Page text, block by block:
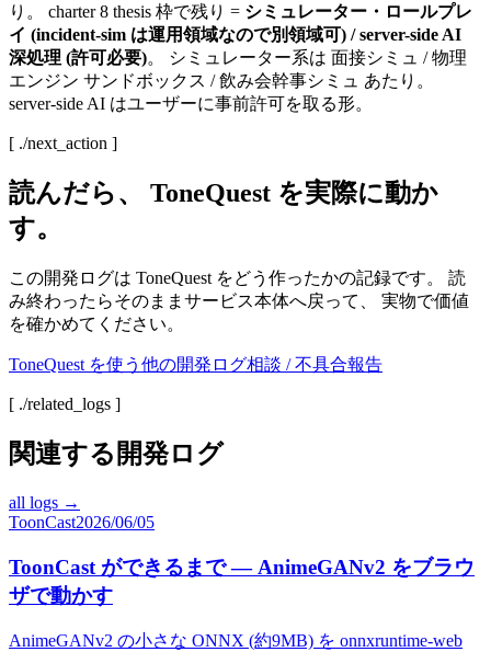
り。 charter 8 thesis 枠で残り = シミュレーター・ロールプレ
イ (incident-sim は運用領域なので別領域可) / server-side AI
深処理 (許可必要)。 シミュレーター系は 面接シミュ / 物理
エンジン サンドボックス / 飲み会幹事シミュ あたり。
server-side AI はユーザーに事前許可を取る形。
[ ./next_action ]
読んだら、 ToneQuest を実際に動か
す。
この開発ログは ToneQuest をどう作ったかの記録です。 読
み終わったらそのままサービス本体へ戻って、 実物で価値
を確かめてください。
ToneQuest を使う 他の開発ログ相談 / 不具合報告
[ ./related_logs ]
関連する開発ログ
all logs →
ToonCast2026/06/05
ToonCast ができるまで — AnimeGANv2 をブラウ
ザで動かす
AnimeGANv2 の小さな ONNX (約9MB) を onnxruntime-web